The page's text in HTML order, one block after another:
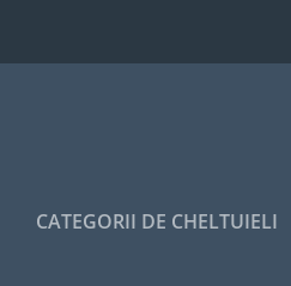
CATEGORII DE CHELTUIELI